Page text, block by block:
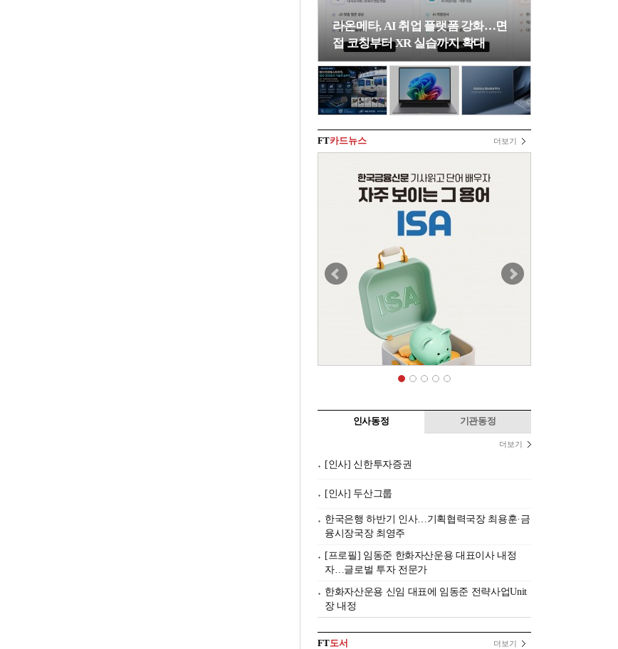
라온메타, AI 취업 플랫폼 강화…면
접 코칭부터 XR 실습까지 확대
FT카드뉴스 더보기
인사동정 기관동정
더보기
[인사] 신한투자증권
[인사] 두산그룹
한국은행 하반기 인사…기획협력국장 최용훈·금
융시장국장 최영주
[프로필] 임동준 한화자산운용 대표이사 내정
자…글로벌 투자 전문가
한화자산운용 신임 대표에 임동준 전략사업Unit
장 내정
FT도서 더보기